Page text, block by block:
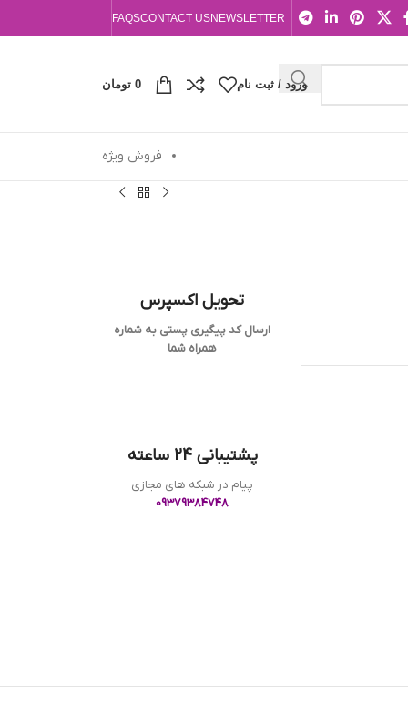
NEWSLETTER
CONTACT US
FAQS
ورود / ثبت نام 0 تومان
فروش ویژه
تحویل اکسپرس
ارسال کد پیگیری پستی به شماره
همراه شما
پشتیبانی 24 ساعته
پیام در شبکه های مجازی
09379384748